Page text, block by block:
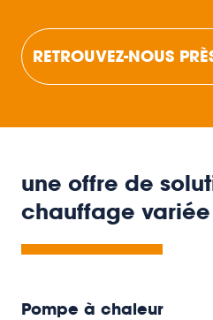
RETROUVEZ-NOUS
une offre de
chauffage variée
Pompe à chaleur